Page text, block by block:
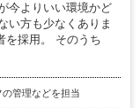
今よりいい環境かど
い方も少なくありま
を採用。 そのうち
管理などを担当